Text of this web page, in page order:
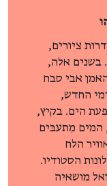
ציורים,
בשנים אלה,
אבי סבח
החדש,
הים. בקיץ,
המים מִתעבּים
הלח
הסטודיו.
מושאיה